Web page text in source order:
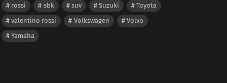
rossi
sbk suv Suzuki
Toyota
valentino rossi
Volkswagen
Volvo
Yamaha